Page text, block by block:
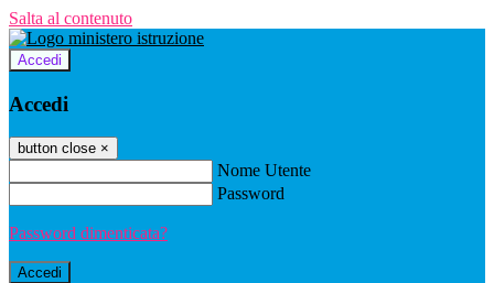
Salta al contenuto
Accedi
Accedi
button close ×
Nome Utente
Password
Password dimenticata?